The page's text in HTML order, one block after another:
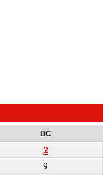
ВС
2
9